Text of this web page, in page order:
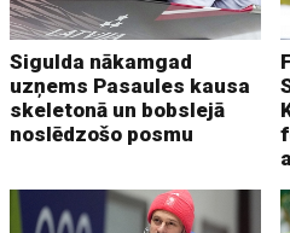
Sigulda nākamgad
uzņems Pasaules kausa
skeletonā un bobslejā
noslēdzošo posmu